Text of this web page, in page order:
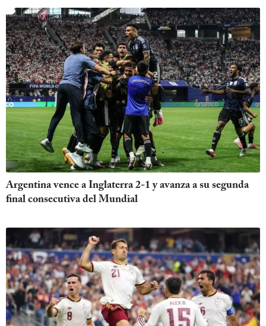
Argentina vence a Inglaterra 2-1 y avanza a su segunda
final consecutiva del Mundial